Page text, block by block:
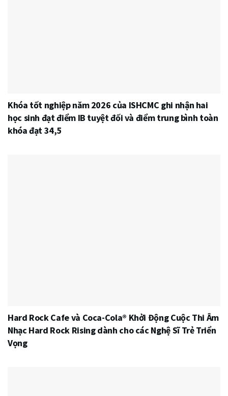
Khóa tốt nghiệp năm 2026 của ISHCMC ghi nhận hai
học sinh đạt điểm IB tuyệt đối và điểm trung bình toàn
khóa đạt 34,5
Hard Rock Cafe và Coca-Cola® Khởi Động Cuộc Thi Âm
Nhạc Hard Rock Rising dành cho các Nghệ Sĩ Trẻ Triển
Vọng